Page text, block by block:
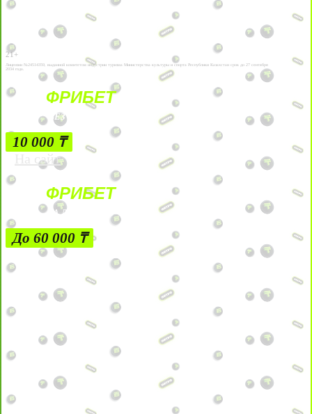
21+
Лицензии №24514359, выданной комитетом индустрии туризма Министерства культуры и спорта Республики Казахстан срок до 27 сентября
2034 года.
ФРИБЕТ
БЕЗ УСЛОВИЙ
10 000 ₸
На сайт
ФРИБЕТ
ЗА ДЕПОЗИТЫ
До 60 000 ₸